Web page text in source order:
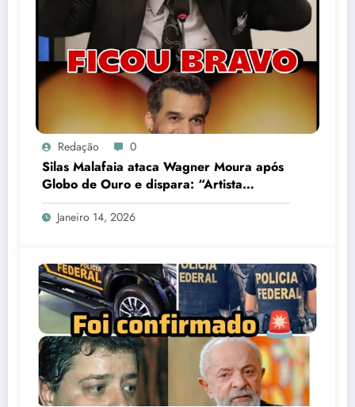
Redação 0
Silas Malafaia ataca Wagner Moura após
Globo de Ouro e dispara: “Artista
cretino”
Janeiro 14, 2026